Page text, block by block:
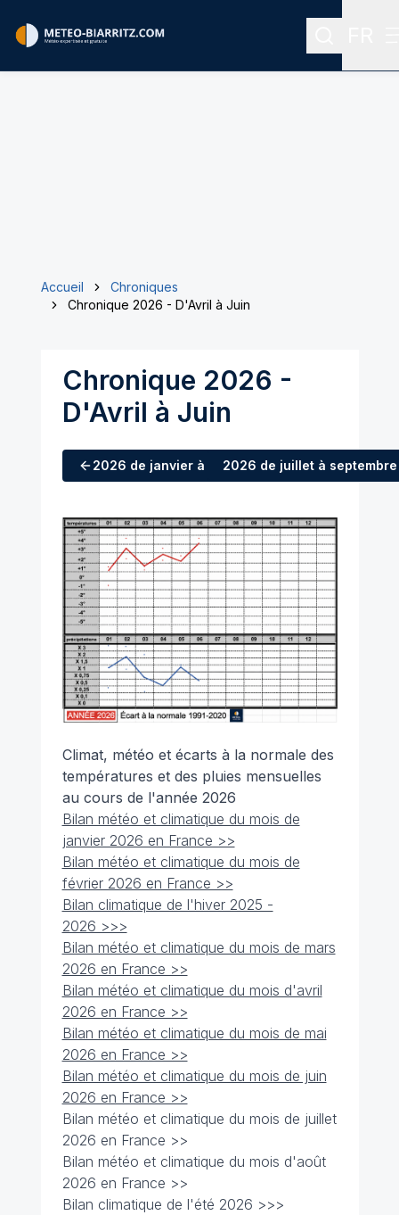
Accueil
Chroniques
Chronique 2026 - D'Avril à Juin
Chronique 2026 -
D'Avril à Juin
2026 de janvier à mars2026 de juillet à septembre
Climat, météo et écarts à la normale des
températures et des pluies mensuelles
au cours de l'année 2026
Bilan météo et climatique du mois de
janvier 2026 en France >>
Bilan météo et climatique du mois de
février 2026 en France >>
Bilan climatique de l'hiver 2025 -
2026 >>>
Bilan météo et climatique du mois de mars
2026 en France >>
Bilan météo et climatique du mois d'avril
2026 en France >>
Bilan météo et climatique du mois de mai
2026 en France >>
Bilan météo et climatique du mois de juin
2026 en France >>
Bilan météo et climatique du mois de juillet
2026 en France >>
Bilan météo et climatique du mois d'août
2026 en France >>
Bilan climatique de l'été 2026 >>>